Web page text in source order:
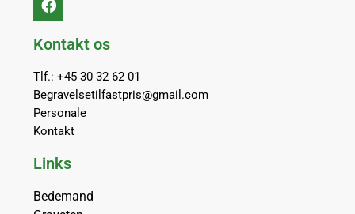
Kontakt os
Tlf.: +45 30 32 62 01
Begravelsetilfastpris@gmail.com
Personale
Kontakt
Links
Bedemand